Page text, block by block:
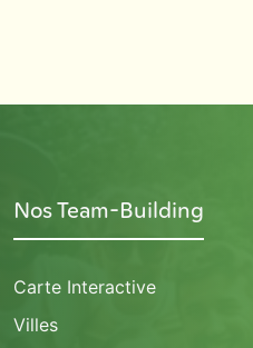
Nos Team-Building
Carte Interactive
Villes